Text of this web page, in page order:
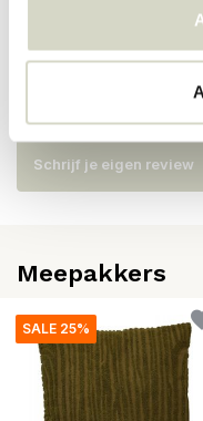
Reviews
Schrijf je eigen review
Meepakkers
SALE 25%